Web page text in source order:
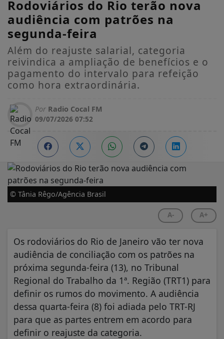
Rodoviários do Rio terão nova
audiência com patrões na
segunda-feira
Além do reajuste salarial, categoria
reivindica a ampliação de benefícios e o
pagamento do intervalo para refeição
como hora extraordinária.
Por Radio Cocal FM
09/07/2026 07:52
© Tânia Rêgo/Agência Brasil
A- A+
Os rodoviários do Rio de Janeiro vão ter nova
audiência de conciliação com os patrões na
próxima segunda-feira (13), no Tribunal
Regional do Trabalho da 1ª. Região (TRT1) para
definir os rumos do movimento. A audiência
dessa quarta-feira (8) foi adiada pelo TRT-RJ
para que as partes entrem em acordo para
definir o reajuste da categoria.